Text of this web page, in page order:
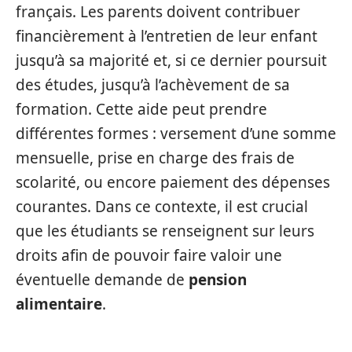
français. Les parents doivent contribuer
financièrement à l’entretien de leur enfant
jusqu’à sa majorité et, si ce dernier poursuit
des études, jusqu’à l’achèvement de sa
formation. Cette aide peut prendre
différentes formes : versement d’une somme
mensuelle, prise en charge des frais de
scolarité, ou encore paiement des dépenses
courantes. Dans ce contexte, il est crucial
que les étudiants se renseignent sur leurs
droits afin de pouvoir faire valoir une
éventuelle demande de pension
alimentaire.